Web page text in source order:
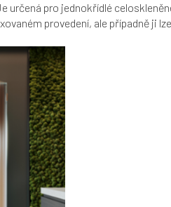
určená pro jednokřídlé
provedení, ale případně ji